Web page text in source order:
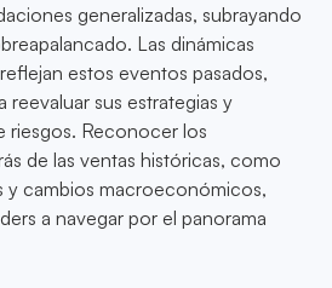
generalizadas, subrayando
Las dinámicas
estos eventos pasados,
reevaluar sus estrategias y
riesgos. Reconocer los
de las ventas históricas, como
y cambios macroeconómicos,
a navegar por el panorama